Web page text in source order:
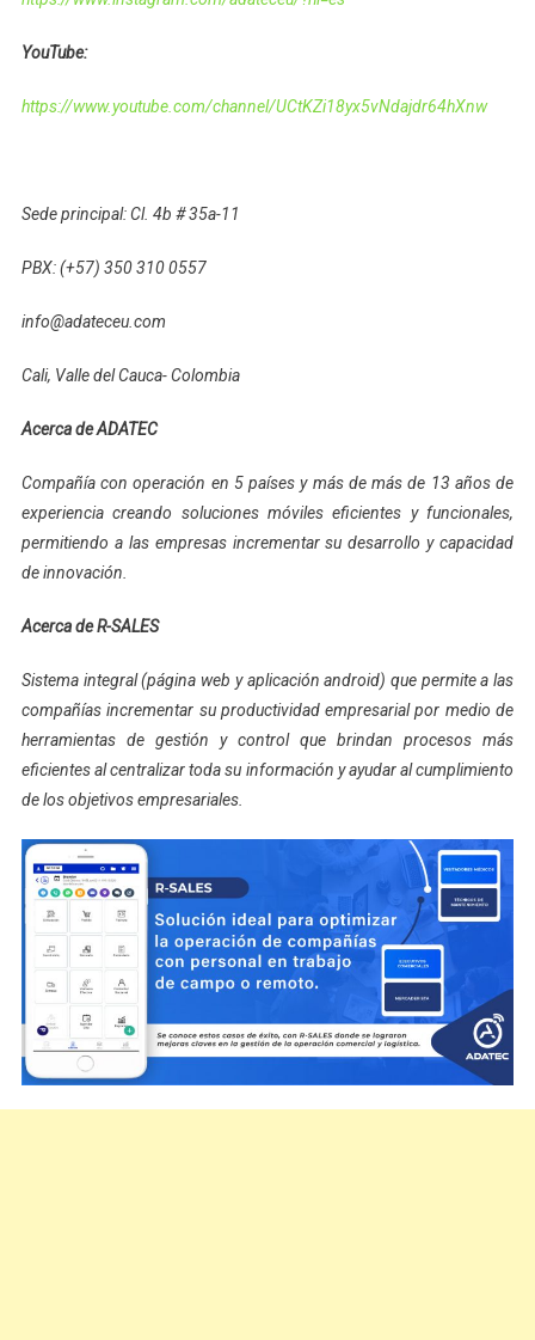
YouTube:
https://www.youtube.com/channel/UCtKZi18yx5vNdajdr64hXnw
Sede principal: Cl. 4b # 35a-11
PBX: (+57) 350 310 0557
info@adateceu.com
Cali, Valle del Cauca- Colombia
Acerca de ADATEC
Compañía con operación en 5 países y más de más de 13 años de
experiencia creando soluciones móviles eficientes y funcionales,
permitiendo a las empresas incrementar su desarrollo y capacidad
de innovación.
Acerca de R-SALES
Sistema integral (página web y aplicación android) que permite a las
compañías incrementar su productividad empresarial por medio de
herramientas de gestión y control que brindan procesos más
eficientes al centralizar toda su información y ayudar al cumplimiento
de los objetivos empresariales.